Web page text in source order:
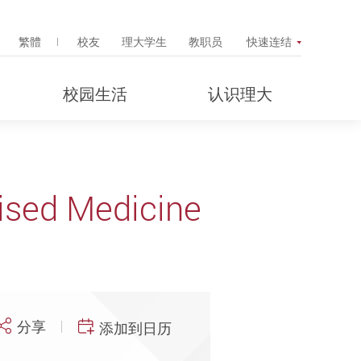
Popup
繁體 校友 理大学生 教职员 快速连结
校园生活 认识理大
Medicine
分享 添加到日历